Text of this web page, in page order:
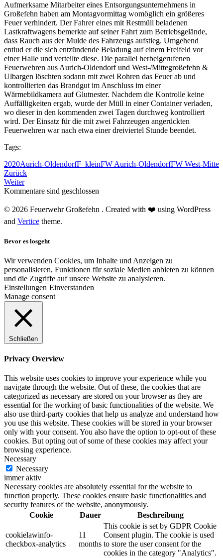
Aufmerksame Mitarbeiter eines Entsorgungsunternehmens in
Großefehn haben am Montagvormittag womöglich ein größeres
Feuer verhindert. Der Fahrer eines mit Restmüll beladenen
Lastkraftwagens bemerkte auf seiner Fahrt zum Betriebsgelände,
dass Rauch aus der Mulde des Fahrzeugs aufstieg. Umgehend
entlud er die sich entzündende Beladung auf einem Freifeld vor
einer Halle und verteilte diese. Die parallel herbeigerufenen
Feuerwehren aus Aurich-Oldendorf und West-/Mittegroßefehn &
Ulbargen löschten sodann mit zwei Rohren das Feuer ab und
kontrollierten das Brandgut im Anschluss im einer
Wärmebildkamera auf Glutnester. Nachdem die Kontrolle keine
Auffälligkeiten ergab, wurde der Müll in einer Container verladen,
wo dieser in den kommenden zwei Tagen durchweg kontrolliert
wird. Der Einsatz für die mit zwei Fahrzeugen angerückten
Feuerwehren war nach etwa einer dreiviertel Stunde beendet.
Tags:
2020Aurich-OldendorfF_kleinFW Aurich-OldendorfFW West-Mitte
Zurück
Weiter
Kommentare sind geschlossen
© 2026 Feuerwehr Großefehn . Created with ❤️ using WordPress
and Vertice theme.
Bevor es losgeht
Wir verwenden Cookies, um Inhalte und Anzeigen zu
personalisieren, Funktionen für soziale Medien anbieten zu können
und die Zugriffe auf unsere Website zu analysieren.
Einstellungen Einverstanden
Manage consent
Schließen
Privacy Overview
This website uses cookies to improve your experience while you
navigate through the website. Out of these, the cookies that are
categorized as necessary are stored on your browser as they are
essential for the working of basic functionalities of the website. We
also use third-party cookies that help us analyze and understand how
you use this website. These cookies will be stored in your browser
only with your consent. You also have the option to opt-out of these
cookies. But opting out of some of these cookies may affect your
browsing experience.
Necessary
Necessary
immer aktiv
Necessary cookies are absolutely essential for the website to
function properly. These cookies ensure basic functionalities and
security features of the website, anonymously.
Cookie
Dauer Beschreibung
cookielawinfo-
checkbox-analytics
11
months
This cookie is set by GDPR Cookie
Consent plugin. The cookie is used
to store the user consent for the
cookies in the category "Analytics".